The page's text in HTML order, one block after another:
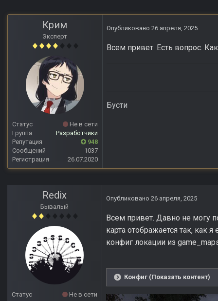
Крим
Эксперт
Статус
Не в сети
Группа
Разработчики
Репутация
948
Сообщений
1037
Регистрация
26.07.2020
Опубликовано 26 апреля, 2025
Всем привет. Есть вопрос.
Бусти
Redix
Бывалый
Статус
Не в сети
Опубликовано 26 апреля, 2025
Всем привет. Давно не могу
карта отображается так,
конфиг локации из
Конфиг (Показать контент)